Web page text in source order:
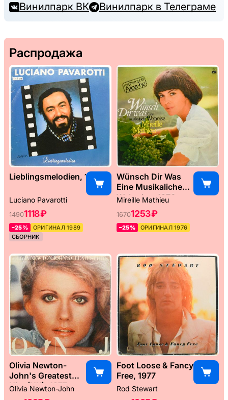
Винилпарк ВК Винилпарк в Телеграме
Распродажа
Lieblingsmelodien, 1989
Luciano Pavarotti
14901118 ₽
–25%
ОРИГИНАЛ 1989
СБОРНИК
Wünsch Dir Was
Eine Musikaliche
Weltreise, 1976
Mireille Mathieu
16701253 ₽
–25% ОРИГИНАЛ 1976
Olivia Newton-
John's Greatest
Hits (UK), 1977
Olivia Newton-John
Foot Loose & Fancy
Free, 1977
Rod Stewart